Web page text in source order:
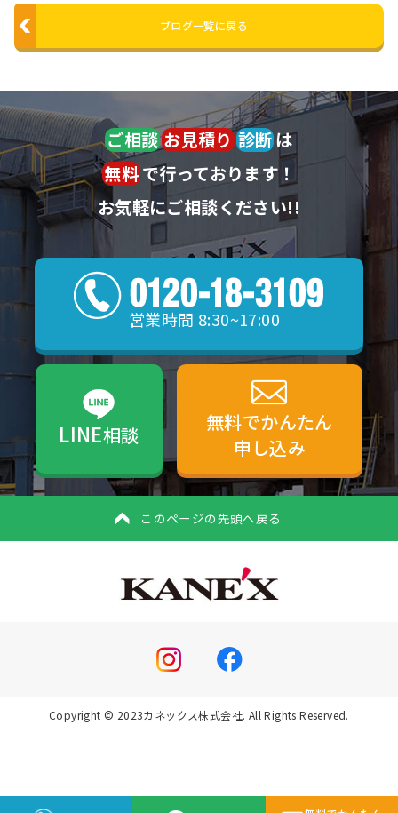
ブログ一覧に戻る
ご相談 お見積り 診断は
無料で行っております！
お気軽にご相談ください!!
営業時間 8:30~17:00
LINE相談
無料でかんたん
申し込み
このページの先頭へ戻る
Copyright © 2023カネックス株式会社. All Rights Reserved.